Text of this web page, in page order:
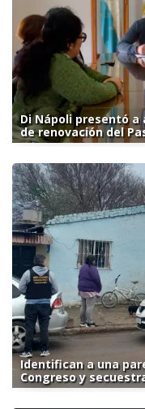
Di Nápoli presentó
de renovación del
Identifican a una
Congreso y